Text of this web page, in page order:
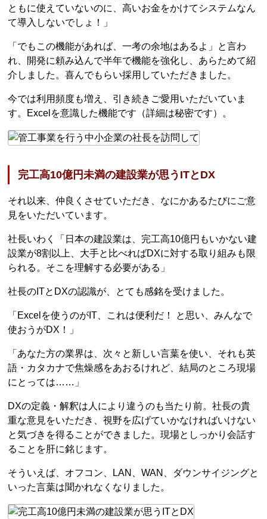
ともに使えていないのに、高いお金をかけてシステムなん
て導入しないでしょ！」
「でもこの機能があれば、一考の余地はあるよ」と言わ
れ、開発に頼み込んで半年で機能を強化し、あらためて紹
介しました。喜んでもらい採用していただきました。
今では利用頻度も増え、引き続きご愛用いただいていま
す。Excelを意識した機能です（詳細は秘密です）。
完工高10億円未満の建設業が思うITとDX
それ以来、仲良くさせていただき、なにかあるたびにご意
見をいただいています。
社長いわく「日本の建設業は、完工高10億円もいかない建
設業が8割以上、大手と比べればDXに対する取り組みも限
られる。そこを理解する必要がある」
社長のITとDXの認識が、とても感銘を受けました。
「Excelを使うのがIT、これは便利だ！ と思い、みんなで
使おうがDX！」
「あなた方の業界は、次々と新しい言葉を使い、それも英
語・カタカナで焦燥感をあおるけれど、結局のところ現場
にとっては……」
DXの定義・解釈は人により違うのも当たり前。社長の貴
重な意見をいただき、視野を広げていかなければいけない
と気づきを得ることができました。現場としっかり会話す
ることを肝に銘じます。
そういえば、オフコン、LAN、WAN、ダウンサイジングと
いった言葉は聞かれなくなりました。